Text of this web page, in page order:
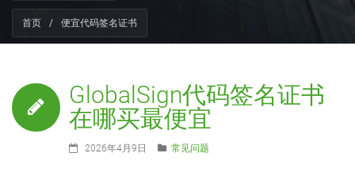
首页 / 便宜代码签名证书
GlobalSign代码签名证书
在哪买最便宜
2026年4月9日 常见问题